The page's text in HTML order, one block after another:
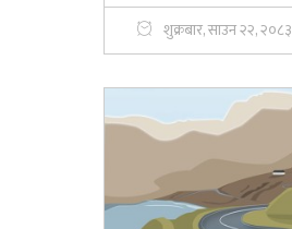
शुक्रबार, साउन २२, २०८३